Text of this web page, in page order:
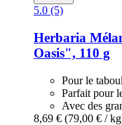
5.0 (5)
Herbaria
Oasis", 110 g
Pour le
Parfait pour
Avec des
8,69 € (79,00 € /